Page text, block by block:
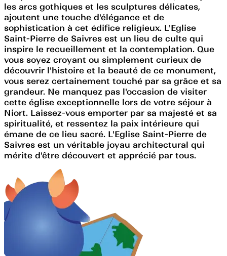
les arcs gothiques et les sculptures délicates,
ajoutent une touche d'élégance et de
sophistication à cet édifice religieux. L'Eglise
Saint-Pierre de Saivres est un lieu de culte qui
inspire le recueillement et la contemplation. Que
vous soyez croyant ou simplement curieux de
découvrir l'histoire et la beauté de ce monument,
vous serez certainement touché par sa grâce et sa
grandeur. Ne manquez pas l'occasion de visiter
cette église exceptionnelle lors de votre séjour à
Niort. Laissez-vous emporter par sa majesté et sa
spiritualité, et ressentez la paix intérieure qui
émane de ce lieu sacré. L'Eglise Saint-Pierre de
Saivres est un véritable joyau architectural qui
mérite d'être découvert et apprécié par tous.